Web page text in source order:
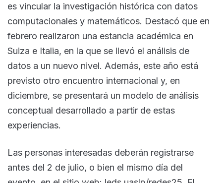
es vincular la investigación histórica con datos
computacionales y matemáticos. Destacó que en
febrero realizaron una estancia académica en
Suiza e Italia, en la que se llevó el análisis de
datos a un nuevo nivel. Además, este año está
previsto otro encuentro internacional y, en
diciembre, se presentará un modelo de análisis
conceptual desarrollado a partir de estas
experiencias.
Las personas interesadas deberán registrarse
antes del 2 de julio, o bien el mismo día del